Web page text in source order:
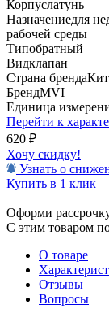
Корпуслатунь
Назначениедля
рабочей среды
Типобратный
Видклапан
Страна бренда
БрендMVI
Единица
Перейти к
620 ₽
Хочу скидку!
Узнать о
Купить в 1 клик
Оформи
С этим товаром
О товаре
Отзывы
Вопросы